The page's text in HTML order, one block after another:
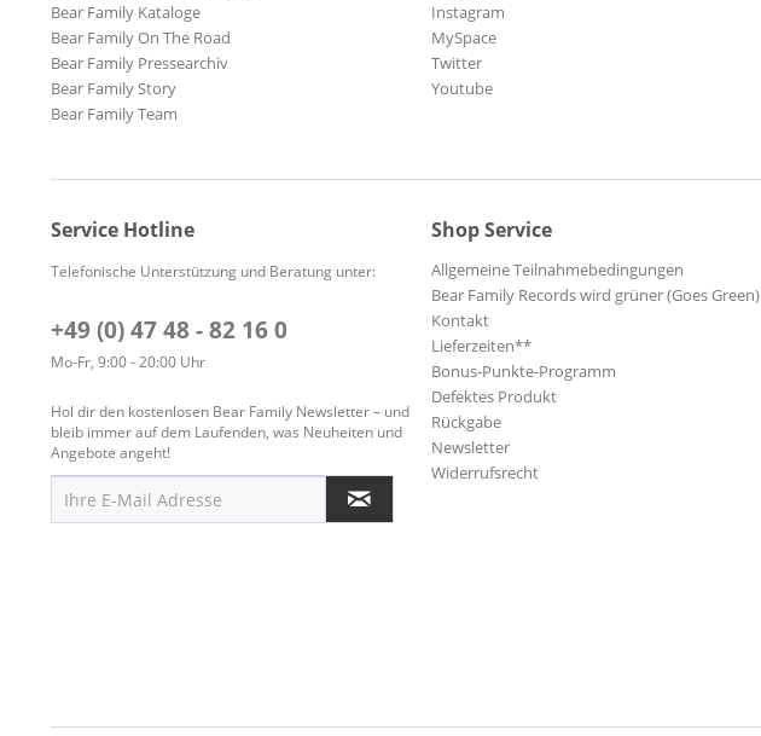
Bear Family Kataloge
Bear Family On The Road
Bear Family Pressearchiv
Bear Family Story
Bear Family Team
Instagram
MySpace
Twitter
Youtube
Service Hotline
Telefonische Unterstützung und Beratung unter:
+49 (0) 47 48 - 82 16 0
Mo-Fr, 9:00 - 20:00 Uhr
Hol dir den kostenlosen Bear Family Newsletter – und
bleib immer auf dem Laufenden, was Neuheiten und
Angebote angeht!
Shop Service
Allgemeine Teilnahmebedingungen
Bear Family Records wird grüner (Goes Green)
Kontakt
Lieferzeiten**
Bonus-Punkte-Programm
Defektes Produkt
Rückgabe
Newsletter
Widerrufsrecht